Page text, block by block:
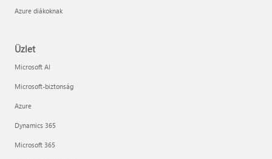
Azure diákoknak
Üzlet
Microsoft AI
Microsoft-biztonság
Azure
Dynamics 365
Microsoft 365